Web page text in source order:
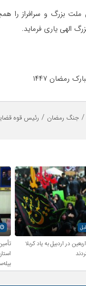
ملت بزرگ و سرافراز
الهی یاری فرماید.
/ جنگ رمضان / رئیس قوه
در اردبیل به یاد کربلا
شد